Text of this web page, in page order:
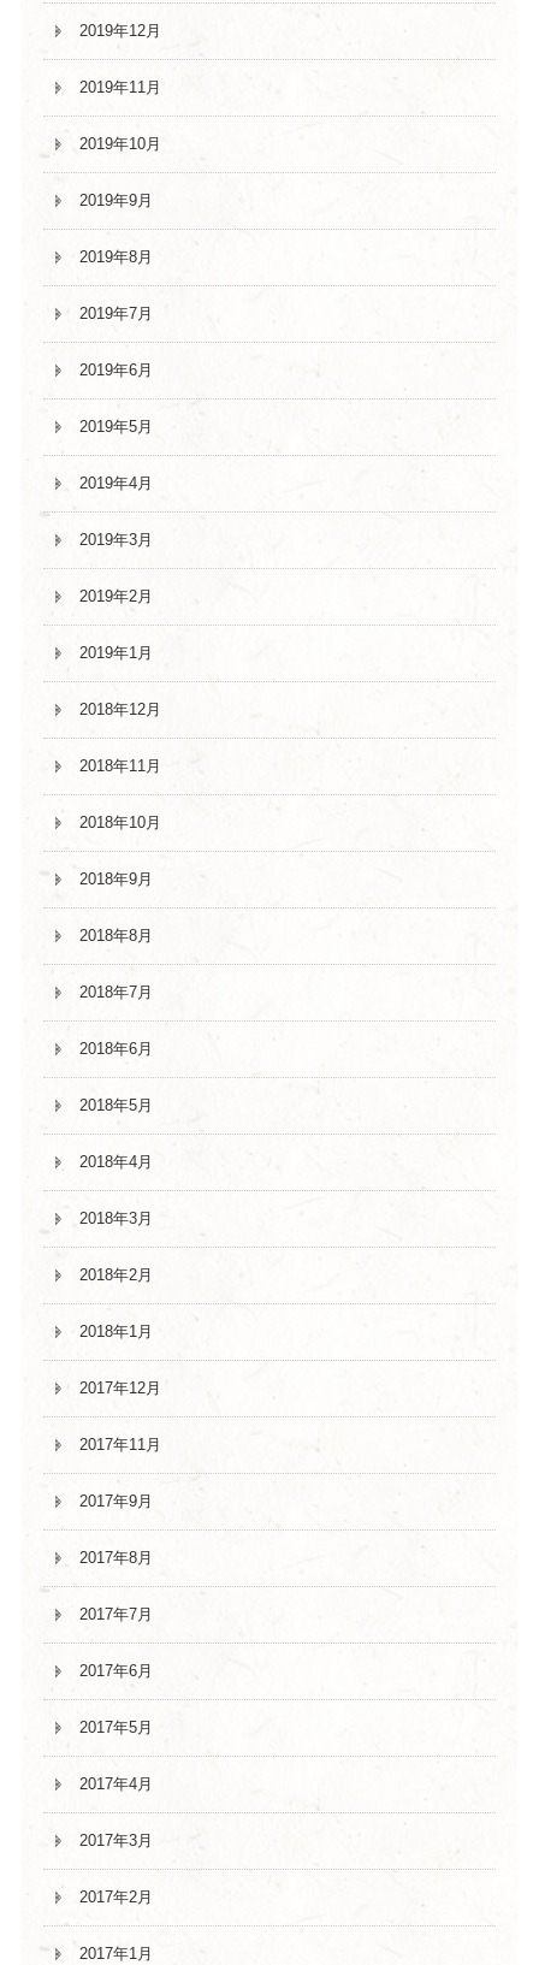
2019年12月
2019年11月
2019年10月
2019年9月
2019年8月
2019年7月
2019年6月
2019年5月
2019年4月
2019年3月
2019年2月
2019年1月
2018年12月
2018年11月
2018年10月
2018年9月
2018年8月
2018年7月
2018年6月
2018年5月
2018年4月
2018年3月
2018年2月
2018年1月
2017年12月
2017年11月
2017年9月
2017年8月
2017年7月
2017年6月
2017年5月
2017年4月
2017年3月
2017年2月
2017年1月